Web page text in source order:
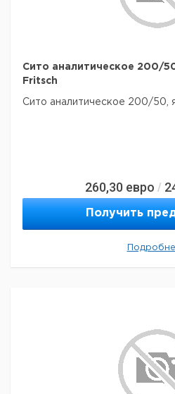
Сито аналитическое 200/
Fritsch
Сито аналитическое 200/50,
260,30 евро /
Получить